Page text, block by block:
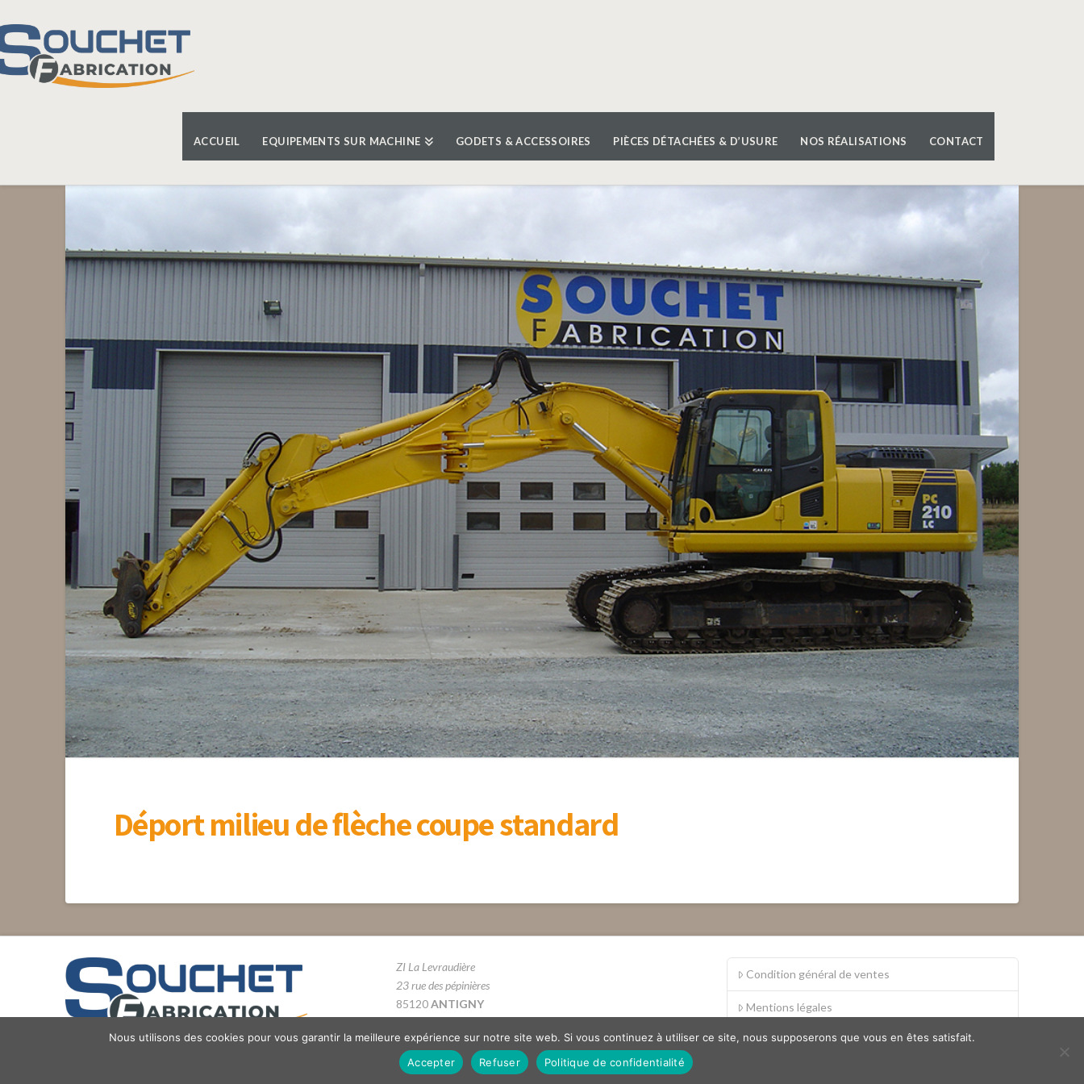
ACCUEIL EQUIPEMENTS SUR MACHINE GODETS & ACCESSOIRES PIÈCES DÉTACHÉES & D’USURE NOS RÉALISATIONS CONTACT
Déport milieu de flèche coupe standard
ZI La Levraudière
23 rue des pépinières
85120ANTIGNY
Condition général de ventes
Mentions légales
S.A.V.
Nous utilisons des cookies pour vous garantir la meilleure expérience sur notre site web. Si vous continuez à utiliser ce site, nous supposerons que vous en êtes satisfait.
Accepter
Refuser Politique de confidentialité